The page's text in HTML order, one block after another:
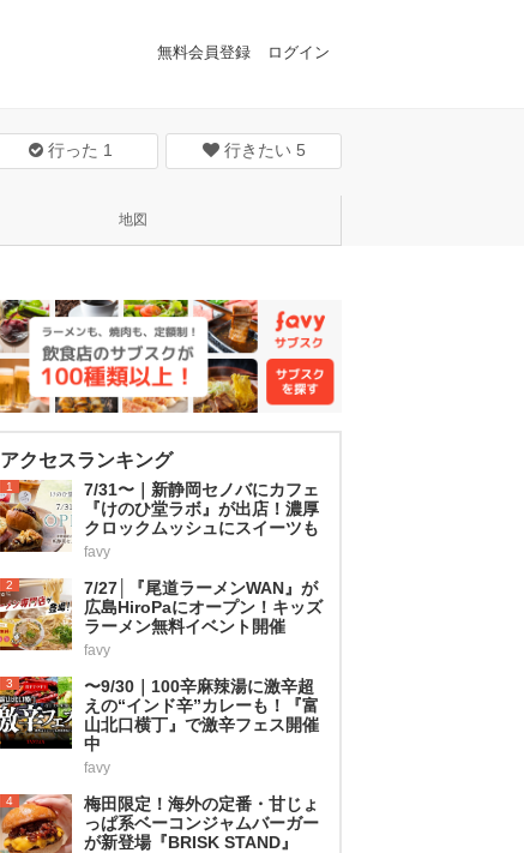
無料会員登録 ログイン
行った 1 行きたい 5
地図
アクセスランキング
1
7/31〜｜新静岡セノバにカフェ
『けのひ堂ラボ』が出店！濃厚
クロックムッシュにスイーツも
favy
2
7/27│『尾道ラーメンWAN』が
広島HiroPaにオープン！キッズ
ラーメン無料イベント開催
favy
3
〜9/30｜100辛麻辣湯に激辛超
えの“インド辛”カレーも！『富
山北口横丁』で激辛フェス開催
中
favy
4
梅田限定！海外の定番・甘じょ
っぱ系ベーコンジャムバーガー
が新登場『BRISK STAND』